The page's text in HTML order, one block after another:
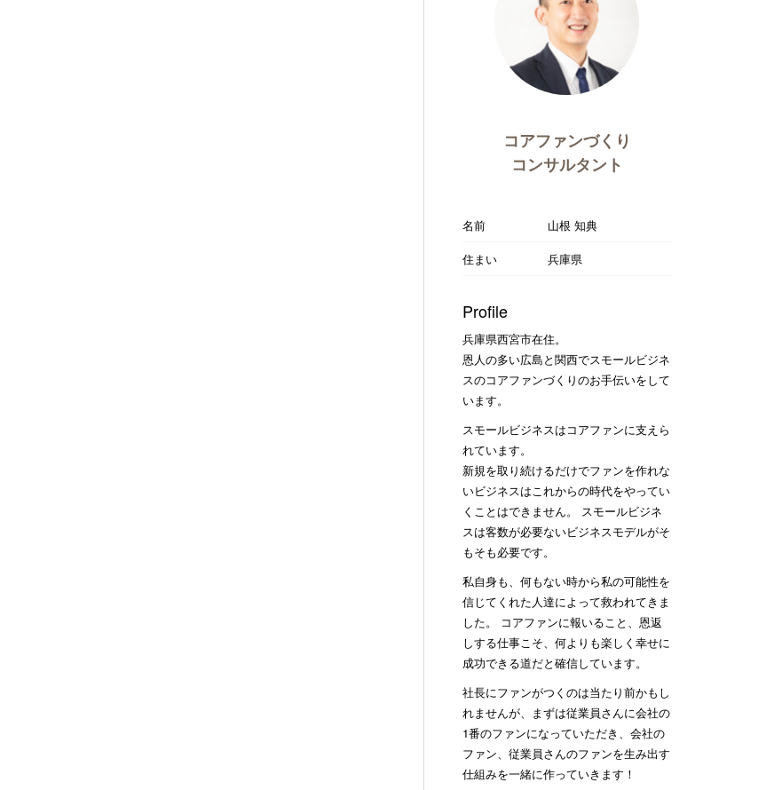
コアファンづくり
コンサルタント
名前
山根 知典
住まい
兵庫県
Profile
兵庫県西宮市在住。
恩人の多い広島と関西でスモールビジネ
スのコアファンづくりのお手伝いをして
います。
スモールビジネスはコアファンに支えら
れています。
新規を取り続けるだけでファンを作れな
いビジネスはこれからの時代をやってい
くことはできません。 スモールビジネ
スは客数が必要ないビジネスモデルがそ
もそも必要です。
私自身も、何もない時から私の可能性を
信じてくれた人達によって救われてきま
した。 コアファンに報いること、恩返
しする仕事こそ、何よりも楽しく幸せに
成功できる道だと確信しています。
社長にファンがつくのは当たり前かもし
れませんが、まずは従業員さんに会社の
1番のファンになっていただき、会社の
ファン、従業員さんのファンを生み出す
仕組みを一緒に作っていきます！